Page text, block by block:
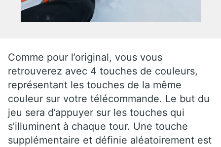
Comme pour l’original, vous vous
retrouverez avec 4 touches de couleurs,
représentant les touches de la même
couleur sur votre télécommande. Le but du
jeu sera d’appuyer sur les touches qui
s’illuminent à chaque tour. Une touche
supplémentaire et définie aléatoirement est